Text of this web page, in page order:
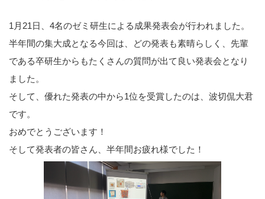
1月21日、4名のゼミ研生による成果発表会が行われました。
半年間の集大成となる今回は、どの発表も素晴らしく、先輩
である卒研生からもたくさんの質問が出て良い発表会となり
ました。
そして、優れた発表の中から1位を受賞したのは、 波切侃大君
です。
おめでとうございます！
そして発表者の皆さん、半年間お疲れ様でした！